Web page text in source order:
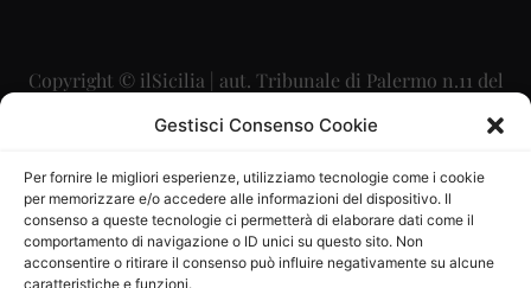
Gestisci Consenso Cookie
Per fornire le migliori esperienze, utilizziamo tecnologie come i cookie
per memorizzare e/o accedere alle informazioni del dispositivo. Il
consenso a queste tecnologie ci permetterà di elaborare dati come il
comportamento di navigazione o ID unici su questo sito. Non
acconsentire o ritirare il consenso può influire negativamente su alcune
caratteristiche e funzioni.
Copyright © ilSicilia | aut. Tribunale di Palermo n.11 del
29/09/2015
Direttore Editoriale: Maurizio Scaglione
Direttore Responsabile: Maria Calabrese